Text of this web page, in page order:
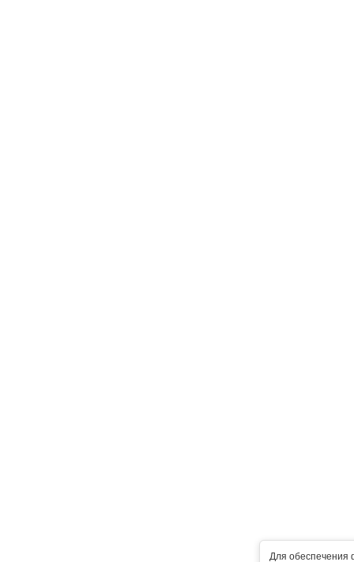
Для обеспечения